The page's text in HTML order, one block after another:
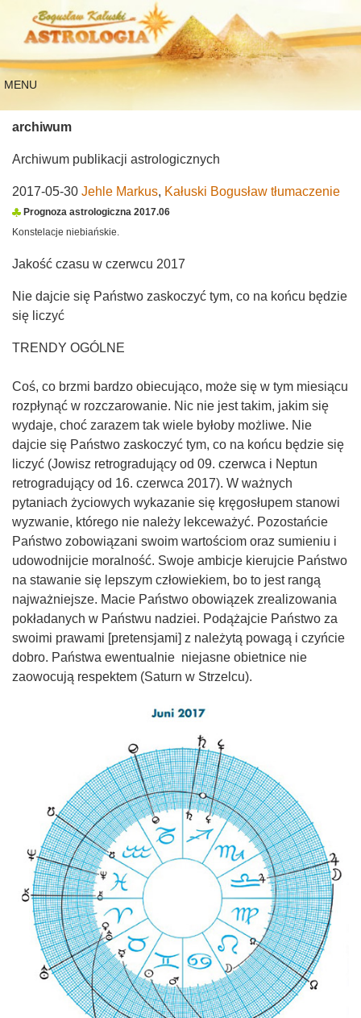
MENU
archiwum
Archiwum publikacji astrologicznych
2017-05-30 Jehle Markus, Kałuski Bogusław tłumaczenie
Prognoza astrologiczna 2017.06
Konstelacje niebiańskie.
Jakość czasu w czerwcu 2017
Nie dajcie się Państwo zaskoczyć tym, co na końcu będzie
się liczyć
TRENDY OGÓLNE
Coś, co brzmi bardzo obiecująco, może się w tym miesiącu
rozpłynąć w rozczarowanie. Nic nie jest takim, jakim się
wydaje, choć zarazem tak wiele byłoby możliwe. Nie
dajcie się Państwo zaskoczyć tym, co na końcu będzie się
liczyć (Jowisz retrogradujący od 09. czerwca i Neptun
retrogradujący od 16. czerwca 2017). W ważnych
pytaniach życiowych wykazanie się kręgosłupem stanowi
wyzwanie, którego nie należy lekceważyć. Pozostańcie
Państwo zobowiązani swoim wartościom oraz sumieniu i
udowodnijcie moralność. Swoje ambicje kierujcie Państwo
na stawanie się lepszym człowiekiem, bo to jest rangą
najważniejsze. Macie Państwo obowiązek zrealizowania
pokładanych w Państwu nadziei. Podążajcie Państwo za
swoimi prawami [pretensjami] z należytą powagą i czyńcie
dobro. Państwa ewentualnie niejasne obietnice nie
zaowocują respektem (Saturn w Strzelcu).